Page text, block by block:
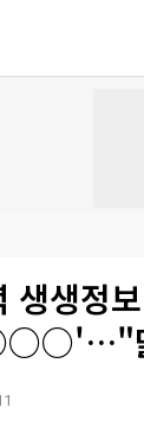
생생정
닭